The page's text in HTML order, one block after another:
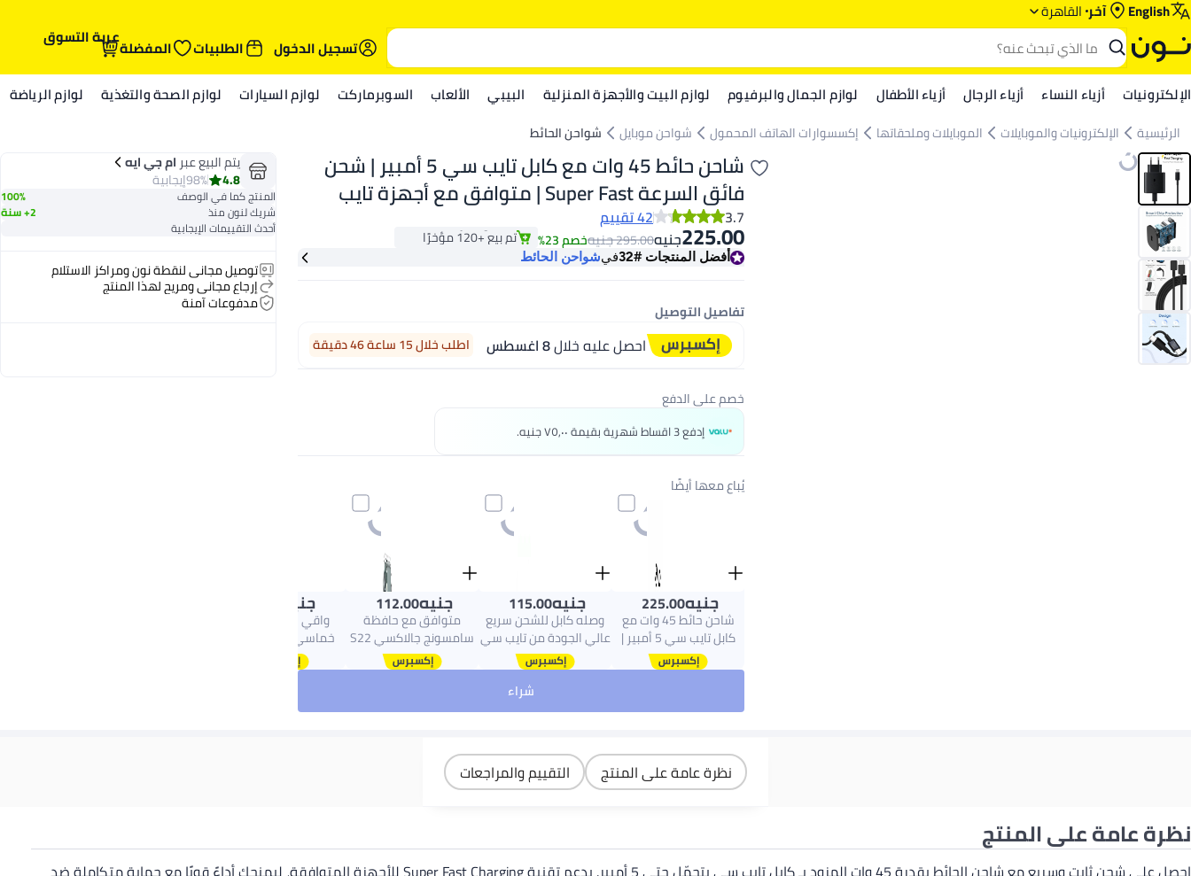
English آخر القاهرة
تسجيل الدخول
الطلبيات المفضلةعربة التسوق
الإلكترونيات أزياء النساء أزياء الرجال أزياء الأطفال لوازم الجمال والبرفيوم لوازم البيت والأجهزة المنزلية البيبي الألعاب السوبرماركت لوازم السيارات لوازم الصحة والتغذية لوازم الرياضة
الرئيسية الإلكترونيات والموبايلات الموبايلات وملحقاتها إكسسوارات الهاتف المحمول شواحن موبايل شواحن الحائط
شاحن حائط 45 وات مع كابل تايب سي 5 أمبير | شحن
فائق السرعة Super Fast | متوافق مع أجهزة تايب
سي
3.7
42 تقييم
جنيه225.00 جنيه295.00 خصم 23%
#32 في شواحن الحائط
تم بيع +120 مؤخرًا
#32 في شواحن الحائط أفضل المنتجات #32 فيشواحن الحائط
تفاصيل التوصيل
احصل عليه خلال8 اغسطس اطلب خلال 15 ساعة 46 دقيقة
خصم على الدفع
إدفع 3 اقساط شهرية بقيمة ٧٥٫٠٠ جنيه.
يُباع معها أيضًا
جنيه225.00
شاحن حائط 45 وات مع
كابل تايب سي 5 أمبير |
Fast | متوافق مع أجهزة
جنيه115.00
وصله كابل للشحن سريع
عالي الجودة من تايب سي
إلى تايب سي متوافق مع
أجهزة سامسونج
جنيه112.00
متوافق مع حافظة
سامسونج جالاكسي S22
مقاس 6.1 بوصة، حافظة
مغناطيسية رفيعة
حافظة خلفية كريستالية
متوافق مع حافظة
سامسونج جالاكسي S22
جنيه
واقي شاشة زجاجي
خماسي الأبعاد لهاتف
5G (إطار أسود)
شراء
يتم البيع عبر ام جي ايه
4.8
98%إيجابية
المنتج كما في الوصف 100%
شريك لنون منذ 2+ سنة
أحدث التقييمات الإيجابية
توصيل مجاني لنقطة نون ومراكز الاستلام
إرجاع مجاني ومريح لهذا المنتج
مدفوعات آمنة
نظرة عامة على المنتج التقييم والمراجعات
نظرة عامة على المنتج